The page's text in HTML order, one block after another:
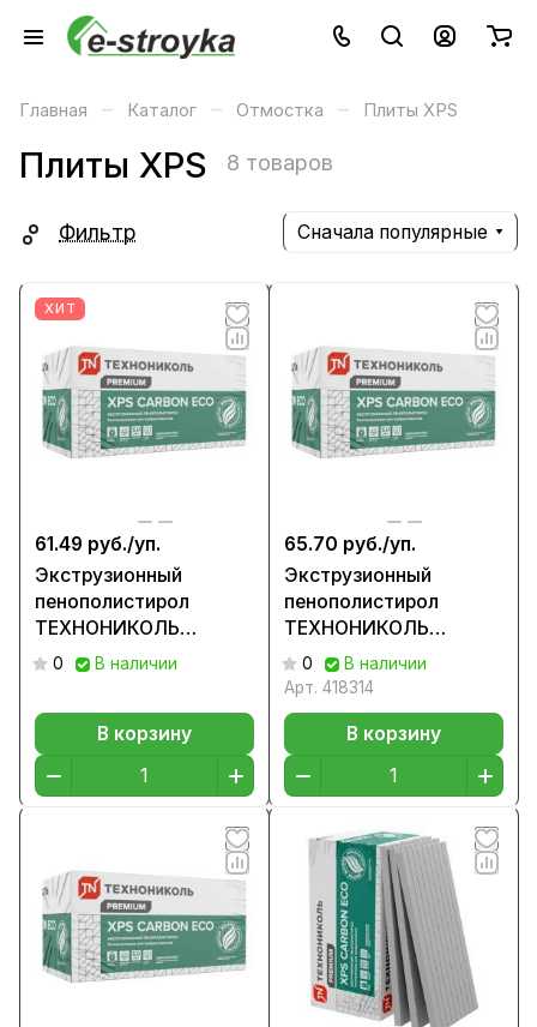
Главная – Каталог – Отмостка – Плиты XPS
Плиты XPS 8 товаров
Фильтр Сначала популярные
ХИТ
61.49 руб./уп.
Экструзионный
пенополистирол
ТЕХНОНИКОЛЬ
CARBON ECO
0 В наличии
В корзину
65.70 руб./уп.
Экструзионный
пенополистирол
ТЕХНОНИКОЛЬ
CARBON ECO TB
1180х580х100
0
В наличии
Арт. 418314
В корзину